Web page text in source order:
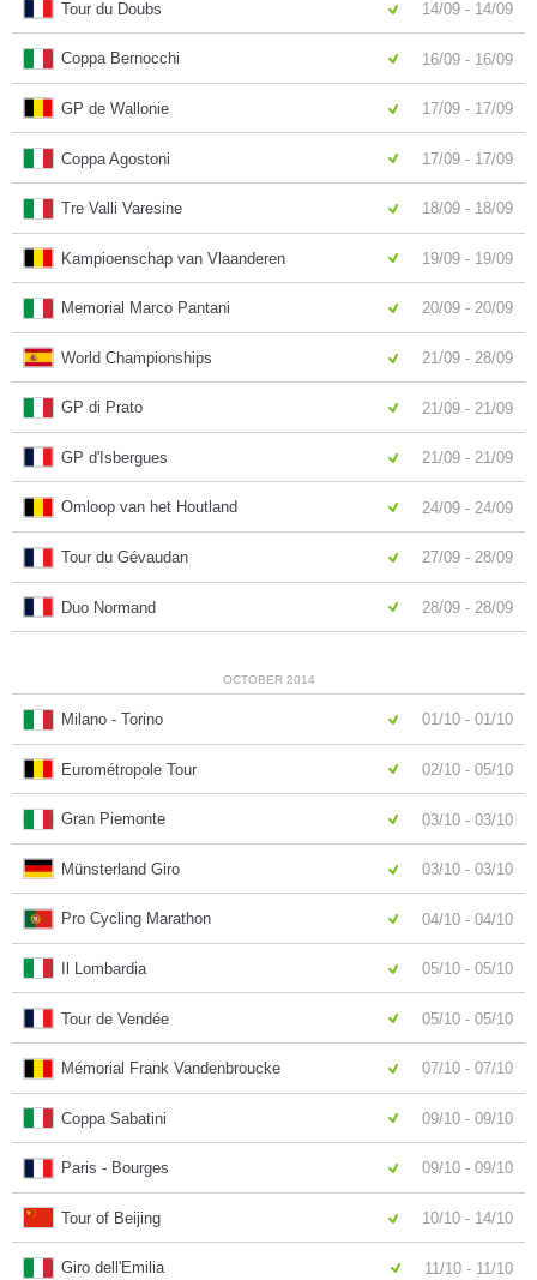
Tour du Doubs 14/09 - 14/09
Coppa Bernocchi 16/09 - 16/09
GP de Wallonie 17/09 - 17/09
Coppa Agostoni 17/09 - 17/09
Tre Valli Varesine 18/09 - 18/09
Kampioenschap van Vlaanderen 19/09 - 19/09
Memorial Marco Pantani 20/09 - 20/09
World Championships 21/09 - 28/09
GP di Prato 21/09 - 21/09
GP d'Isbergues 21/09 - 21/09
Omloop van het Houtland 24/09 - 24/09
Tour du Gévaudan 27/09 - 28/09
Duo Normand 28/09 - 28/09
OCTOBER 2014
Milano - Torino 01/10 - 01/10
Eurométropole Tour 02/10 - 05/10
Gran Piemonte 03/10 - 03/10
Münsterland Giro 03/10 - 03/10
Pro Cycling Marathon 04/10 - 04/10
Il Lombardia 05/10 - 05/10
Tour de Vendée 05/10 - 05/10
Mémorial Frank Vandenbroucke 07/10 - 07/10
Coppa Sabatini 09/10 - 09/10
Paris - Bourges 09/10 - 09/10
Tour of Beijing 10/10 - 14/10
Giro dell'Emilia 11/10 - 11/10